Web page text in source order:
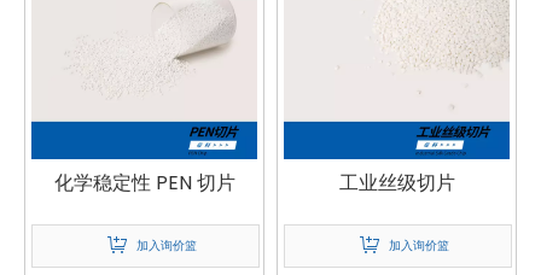
化学稳定性 PEN 切片
加入询价篮
工业丝级切片
加入询价篮